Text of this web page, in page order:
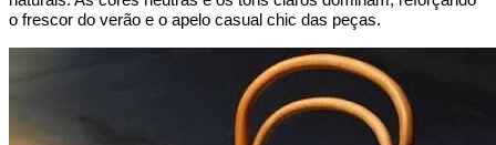
o frescor do verão e o apelo casual chic das peças.